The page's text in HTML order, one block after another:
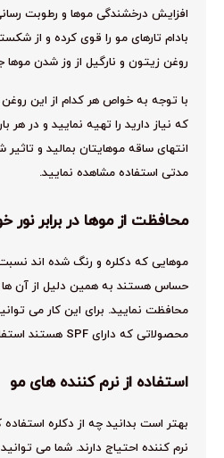
افزایش درخشندگی موها و رطوبت
بادام تارهای مو را قوی کرده و از
روغن زیتون و نارگیل از وز شدن موها
با توجه به خواص هر کدام از این
که نیاز دارید را تهیه نمایید و در هر
انتهای ساقه موهایتان بمالید و
مدتی استفاده مشاهده نمایید.
محافظت از موها در برابر نور
موهایی که دکلره و رنگ شده اند
حساس هستند به همین دلیل از آن ها
محافظت نمایید. برای این کار می
محصولاتی که دارای SPF هستند استفاده نمایید.
استفاده از نرم کننده های مو
بهتر است بدانید چه از دکلره
نرم کننده احتیاج دارند. شما می